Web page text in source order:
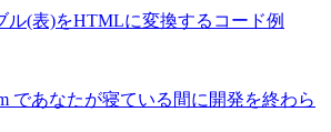
ル(表)をHTMLに変換するコード例
であなたが寝ている間に開発を終わら